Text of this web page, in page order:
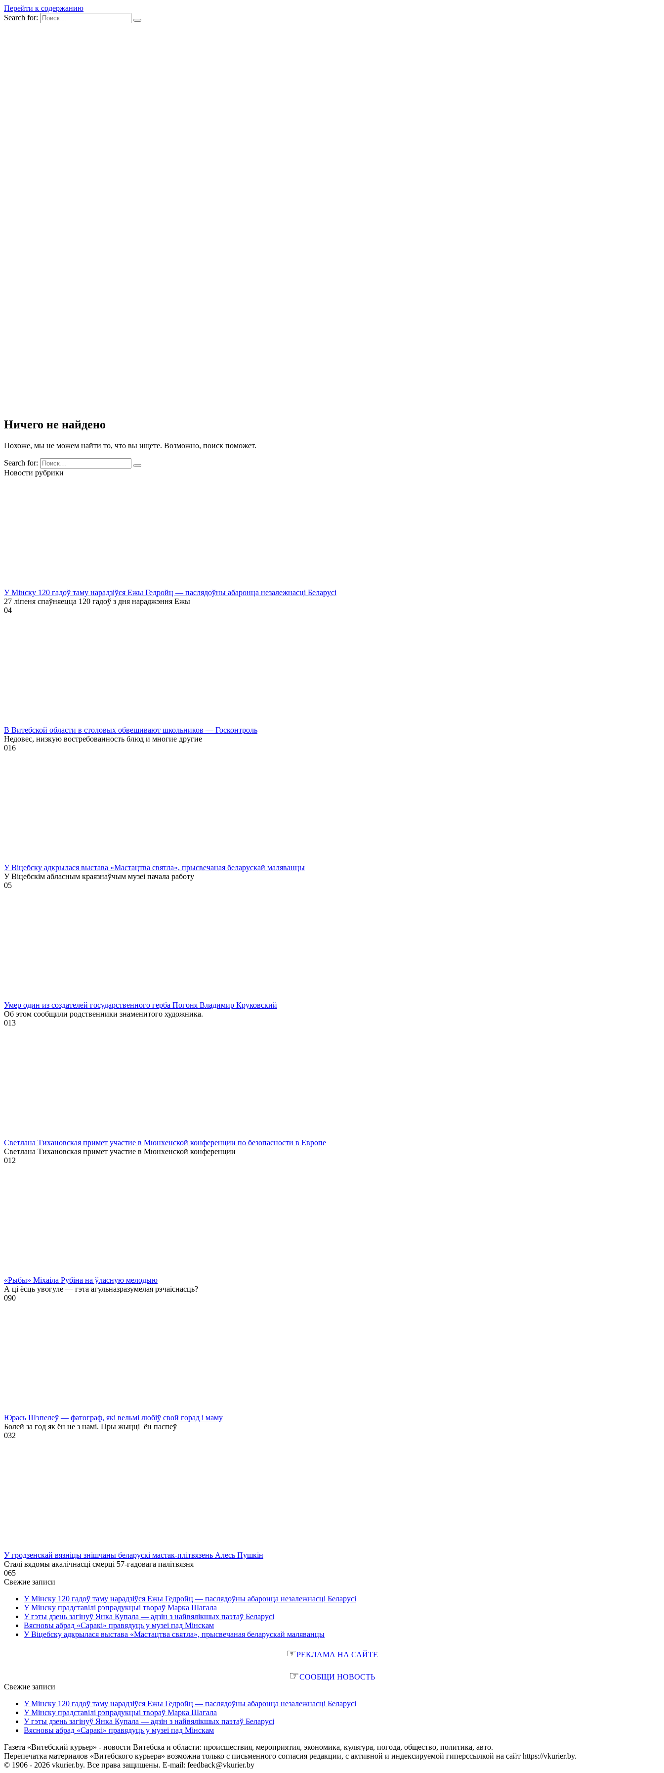
Перейти к содержанию
Search for:
Ничего не найдено
Похоже, мы не можем найти то, что вы ищете. Возможно, поиск поможет.
Search for:
Новости рубрики
У Мінску 120 гадоў таму нарадзіўся Ежы Гедройц — паслядоўны абаронца незалежнасці Беларусі
27 ліпеня спаўняецца 120 гадоў з дня нараджэння Ежы
04
В Витебской области в столовых обвешивают школьников — Госконтроль
Недовес, низкую востребованность блюд и многие другие
016
У Віцебску адкрылася выстава «Мастацтва святла», прысвечаная беларускай маляванцы
У Віцебскім абласным краязнаўчым музеі пачала работу
05
Умер один из создателей государственного герба Погоня Владимир Круковский
Об этом сообщили родственники знаменитого художника.
013
Светлана Тихановская примет участие в Мюнхенской конференции по безопасности в Европе
Светлана Тихановская примет участие в Мюнхенской конференции
012
«Рыбы» Міхаіла Рубіна на ўласную мелодыю
А ці ёсць увогуле — гэта агульназразумелая рэчаіснасць?
090
Юрась Шэпелеў — фатограф, які вельмі любіў свой горад і маму
Болей за год як ён не з намі. Пры жыцці ён паспеў
032
У гродзенскай вязніцы знішчаны беларускі мастак-плітвязень Алесь Пушкін
Сталі вядомы акалічнасці смерці 57-гадовага палітвязня
065
Свежие записи
У Мінску 120 гадоў таму нарадзіўся Ежы Гедройц — паслядоўны абаронца незалежнасці Беларусі
У Мінску прадставілі рэпрадукцыі твораў Марка Шагала
У гэты дзень загінуў Янка Купала — адзін з найвялікшых паэтаў Беларусі
Вясновы абрад «Саракі» правядуць у музеі пад Мінскам
У Віцебску адкрылася выстава «Мастацтва святла», прысвечаная беларускай маляванцы
☞РЕКЛАМА НА САЙТЕ
☞СООБЩИ НОВОСТЬ
Свежие записи
У Мінску 120 гадоў таму нарадзіўся Ежы Гедройц — паслядоўны абаронца незалежнасці Беларусі
У Мінску прадставілі рэпрадукцыі твораў Марка Шагала
У гэты дзень загінуў Янка Купала — адзін з найвялікшых паэтаў Беларусі
Вясновы абрад «Саракі» правядуць у музеі пад Мінскам
Газета «Витебский курьер» - новости Витебска и области: происшествия, мероприятия, экономика, культура, погода, общество, политика, авто.
Перепечатка материалов «Витебского курьера» возможна только с письменного согласия редакции, с активной и индексируемой гиперссылкой на сайт https://vkurier.by.
© 1906 - 2026 vkurier.by. Все права защищены. E-mail: feedback@vkurier.by